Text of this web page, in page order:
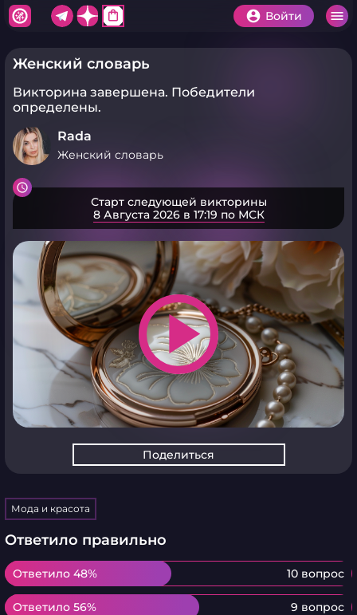
shopping_bag Войти
Женский словарь
Викторина завершена. Победители
определены.
Rada
Женский словарь
Старт следующей викторины
8 Августа 2026 в 17:19 по МСК
play_arrow
Поделиться
Мода и красота
Ответило правильно
Ответило 48% 10 вопрос
Ответило 48%
Ответило 56% 9 вопрос
Ответило 56%